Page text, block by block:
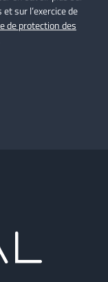
sur l’exercice de
de protection des